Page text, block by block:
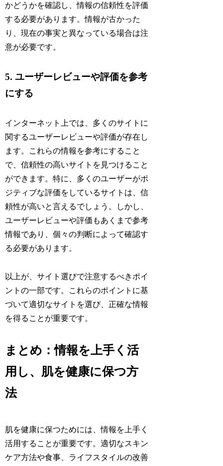
かどうかを確認し、情報の信頼性を評価
する必要があります。情報が古かった
り、現在の事実と異なっている場合は注
意が必要です。
5. ユーザーレビューや評価を参考
にする
インターネット上では、多くのサイトに
関するユーザーレビューや評価が存在し
ます。これらの情報を参考にすること
で、信頼性の高いサイトを見つけること
ができます。特に、多くのユーザーがポ
ジティブな評価をしているサイトは、信
頼性が高いと言えるでしょう。しかし、
ユーザーレビューや評価もあくまで参考
情報であり、個々の判断によって確認す
る必要があります。
以上が、サイト選びで注意するべきポイ
ントの一部です。これらのポイントに基
づいて適切なサイトを選び、正確な情報
を得ることが重要です。
まとめ：情報を上手く活
用し、肌を健康に保つ方
法
肌を健康に保つためには、情報を上手く
活用することが重要です。適切なスキン
ケア方法や食事、ライフスタイルの改善